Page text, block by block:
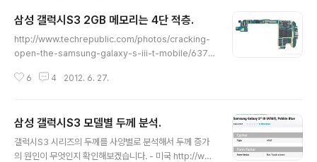
삼성 갤럭시S3 2GB 메모리는 4단 적층.
http://www.techrepublic.com/photos/cracking-
open-the-samsung-galaxy-s-iii-t-mobile/6370
w-selector 미국판 갤럭시S3 분해샷입니다. (T-Mobil
은 간소합니다. 중앙 좌측의 스냅드래곤S4, 바로 우측에
낸드플래시. 위쪽은 전원관리칩. 스냅드래곤S4 위에 PoP
된 메모리. K3PE0E000A XGC2 스펙표를 보면 다음과
6 4 2012. 6. 27.
삼성 갤럭시S3 모델별 두께 분석.
갤럭시S3 시리즈의 두께를 사양별로 분석해서 두께 증가
의 원인이 무엇인지 확인해보겠습니다. - 미국 http://ww